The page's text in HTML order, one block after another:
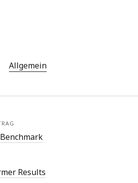
Allgemein
Results